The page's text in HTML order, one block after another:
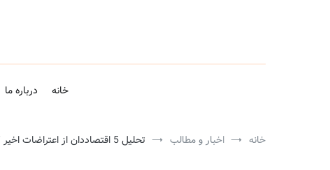
خانه درباره ما
خانه اخبار و مطالب تحلیل 5 اقتصاددان از اعتراضات اخیر کشور:ریشه های اقتصادی اجتماعی اعتراضات